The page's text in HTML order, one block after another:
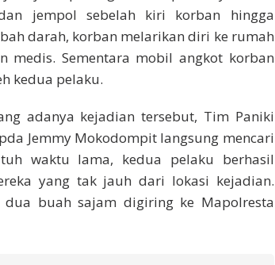
jempol sebelah kiri korban hingga
darah, korban melarikan diri ke rumah
medis. Sementara mobil angkot korban
kedua pelaku.
adanya kejadian tersebut, Tim Paniki
Jemmy Mokodompit langsung mencari
waktu lama, kedua pelaku berhasil
yang tak jauh dari lokasi kejadian.
buah sajam digiring ke Mapolresta